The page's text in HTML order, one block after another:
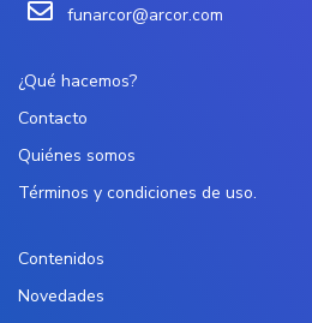
funarcor@arcor.com
¿Qué hacemos?
Contacto
Quiénes somos
Términos y condiciones de uso.
Contenidos
Novedades